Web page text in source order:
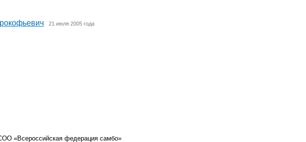
21 июля 2005 года
«Всероссийская федерация самбо»